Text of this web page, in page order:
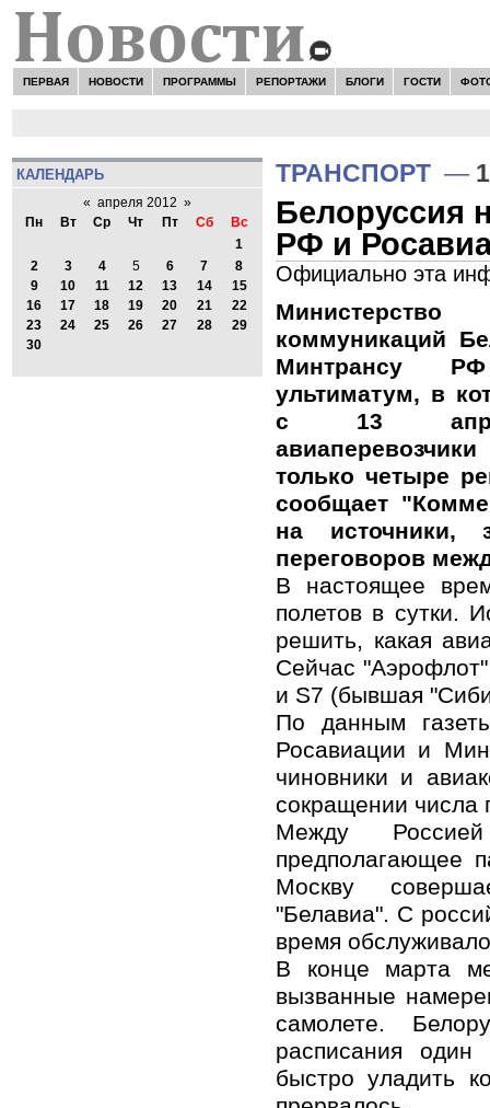
ПЕРВАЯ НОВОСТИ ПРОГРАММЫ РЕПОРТАЖИ БЛОГИ ГОСТИ
КАЛЕНДАРЬ
« апреля 2012 »
Пн
Вт Ср Чт Пт Сб
Вс
1
2
3 4 5 6 7
8
9
10 11 12 13 14
15
16
17 18 19 20 21
22
23
24 25 26 27 28
29
30
ТРАНСПОРТ —
Белоруссия
РФ и
Официально эта
коммуникаций
Минтрансу
ультиматум, в
с 13
только четыре
сообщает
на источники,
переговоров
В настоящее
полетов в сутки.
решить, какая
Сейчас
и S7 (бывшая
По данным
Росавиации и
чиновники и
сокращении числа
Между
предполагающее
Москву
"Белавиа". С
время
В конце марта
вызванные
самолете.
расписания
быстро уладить